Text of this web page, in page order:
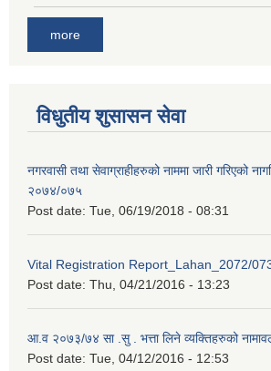
more
विधुतीय शुसासन सेवा
नगरवासी तथा सेवाग्राहीहरुको नाममा जारी गरिएको
२०७४/०७५
Post date: Tue, 06/19/2018 - 08:31
Vital Registration Report_Lahan_2072/
Post date: Thu, 04/21/2016 - 13:23
आ.व २०७३/७४ सा .सु . भत्ता लिने व्यक्तिहरुको
Post date: Tue, 04/12/2016 - 12:53